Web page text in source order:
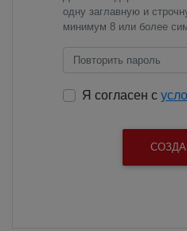
одну заглавную и
минимум 8 или более
Я согласен с